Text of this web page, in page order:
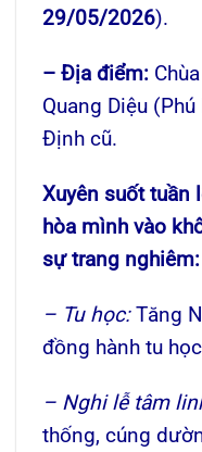
29/05/2026).
– Địa điểm:
Quang Diệu
Định cũ.
Xuyên suốt tuần
hòa mình vào
sự trang nghiêm:
– Tu học:Tăng
đồng hành tu
– Nghi lễ tâm
thống, cúng